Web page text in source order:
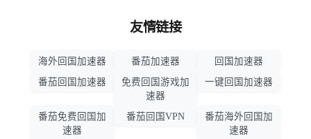
友情链接
海外回国加速器 番茄加速器
回国加速器
番茄回国加速器
免费回国游戏加
速器
一键回国加速器
番茄免费回国加
速器
番茄回国VPN
番茄海外回国加
速器